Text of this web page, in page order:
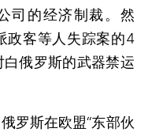
司的经济制裁。然
政客等人失踪案的4
俄罗斯的武器禁运
斯在欧盟“东部伙